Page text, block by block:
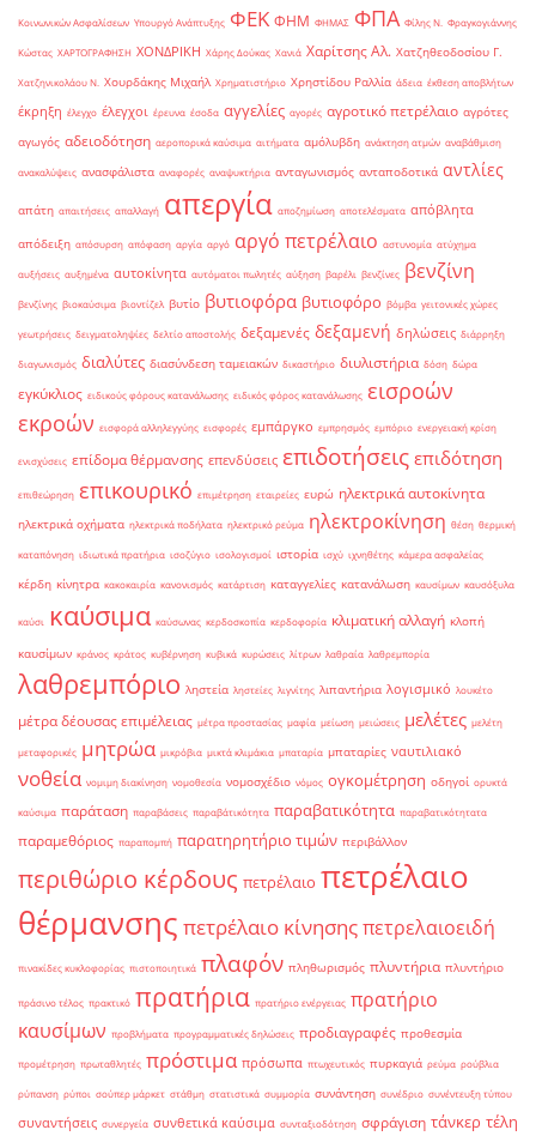
Κοινωνικών Ασφαλίσεων Υπουργό Ανάπτυξης ΦΕΚ ΦΗΜ ΦΗΜΑΣ ΦΠΑ Φίλης Ν. Φραγκογιάννης
Κώστας ΧΑΡΤΟΓΡΑΦΗΣΗ ΧΟΝΔΡΙΚΗ Χάρης Δούκας Χανιά Χαρίτσης Αλ. Χατζηθεοδοσίου Γ.
Χατζηνικολάου Ν. Χουρδάκης Μιχαήλ Χρηματιστήριο Χρηστίδου Ραλλία άδεια έκθεση αποβλήτων
έκρηξη έλεγχο έλεγχοι έρευνα έσοδα αγγελίες αγορές αγροτικό πετρέλαιο αγρότες
αγωγός αδειοδότηση αεροπορικά καύσιμα αιτήματα αμόλυβδη ανάκτηση ατμών αναβάθμιση
ανακαλύψεις ανασφάλιστα αναφορές αναψυκτήρια ανταγωνισμός ανταποδοτικά αντλίες
απάτη απαιτήσεις απαλλαγή απεργία αποζημίωση αποτελέσματα απόβλητα
απόδειξη απόσυρση απόφαση αργία αργό αργό πετρέλαιο αστυνομία ατύχημα
αυξήσεις αυξημένα αυτοκίνητα αυτόματοι πωλητές αύξηση βαρέλι βενζίνες βενζίνη
βενζίνης βιοκαύσιμα βιοντίζελ βυτίο βυτιοφόρα βυτιοφόρο βόμβα γειτονικές χώρες
γεωτρήσεις δειγματοληψίες δελτίο αποστολής δεξαμενές δεξαμενή δηλώσεις διάρρηξη
διαγωνισμός διαλύτες διασύνδεση ταμειακών δικαστήριο διυλιστήρια δόση δώρα
εγκύκλιος ειδικούς φόρους κατανάλωσης ειδικός φόρος κατανάλωσης εισροών
εκροών εισφορά αλληλεγγύης εισφορές εμπάργκο εμπρησμός εμπόριο ενεργειακή κρίση
ενισχύσεις επίδομα θέρμανσης επενδύσεις επιδοτήσεις επιδότηση
επιθεώρηση επικουρικό επιμέτρηση εταιρείες ευρώ ηλεκτρικά αυτοκίνητα
ηλεκτρικά οχήματα ηλεκτρικά ποδήλατα ηλεκτρικό ρεύμα ηλεκτροκίνηση θέση θερμική
καταπόνηση ιδιωτικά πρατήρια ισοζύγιο ισολογισμοί ιστορία ισχύ ιχνηθέτης κάμερα ασφαλείας
κέρδη κίνητρα κακοκαιρία κανονισμός κατάρτιση καταγγελίες κατανάλωση καυσίμων καυσόξυλα
καύσι καύσιμα καύσωνας κερδοσκοπία κερδοφορία κλιματική αλλαγή κλοπή
καυσίμων κράνος κράτος κυβέρνηση κυβικά κυρώσεις λίτρων λαθραία λαθρεμπορία
λαθρεμπόριο ληστεία ληστείες λιγνίτης λιπαντήρια λογισμικό λουκέτο
μέτρα δέουσας επιμέλειας μέτρα προστασίας μαφία μείωση μειώσεις μελέτες μελέτη
μεταφορικές μητρώα μικρόβια μικτά κλιμάκια μπαταρία μπαταρίες ναυτιλιακό
νοθεία νομιμη διακίνηση νομοθεσία νομοσχέδιο νόμος ογκομέτρηση οδηγοί ορυκτά
καύσιμα παράταση παραβάσεις παραβάτικότητα παραβατικότητα παραβατικότητατα
παραμεθόριος παραπομπή παρατηρητήριο τιμών περιβάλλον
περιθώριο κέρδους πετρέλαιο πετρέλαιο
θέρμανσης πετρέλαιο κίνησηςπετρελαιοειδή
πινακίδες κυκλοφορίας πιστοποιητικά πλαφόν πληθωρισμός πλυντήρια πλυντήριο
πράσινο τέλος πρακτικό πρατήρια πρατήριο ενέργειας πρατήριο
καυσίμων προβλήματα προγραμματικές δηλώσεις προδιαγραφές προθεσμία
προμέτρηση πρωταθλητές πρόστιμα πρόσωπα πτωχευτικός πυρκαγιά ρεύμα ρούβλια
ρύπανση ρύποι σούπερ μάρκετ στάθμη στατιστικά συμμορία συνάντηση συνέδριο συνέντευξη τύπου
συναντήσεις συνεργεία συνθετικά καύσιμα συνταξιοδότηση σφράγιση τάνκερ τέλη